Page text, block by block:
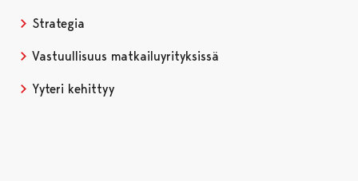
Strategia
Vastuullisuus matkailuyrityksissä
Yyteri kehittyy